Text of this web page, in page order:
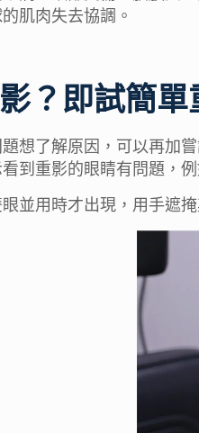
肌肉失去協調。
？即試簡單
想了解原因，可以再加
到 重影的眼睛有 問題，
並用時才出現，用手遮